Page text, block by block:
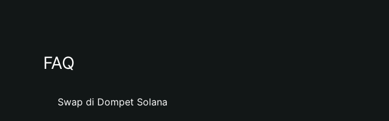
FAQ
Swap di Dompet Solana